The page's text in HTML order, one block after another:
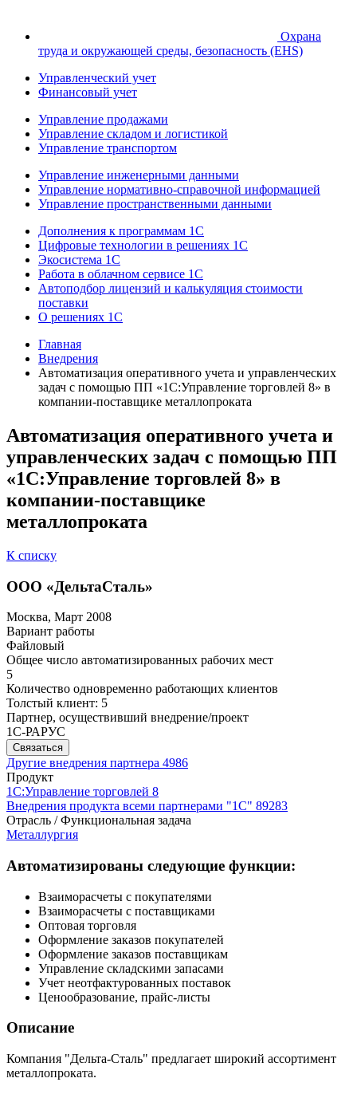
Охрана
труда и окружающей среды, безопасность (EHS)
Управленческий учет
Финансовый учет
Управление продажами
Управление складом и логистикой
Управление транспортом
Управление инженерными данными
Управление нормативно-справочной информацией
Управление пространственными данными
Дополнения к программам 1С
Цифровые технологии в решениях 1С
Экосистема 1С
Работа в облачном сервисе 1С
Автоподбор лицензий и калькуляция стоимости
поставки
О решениях 1С
Главная
Внедрения
Автоматизация оперативного учета и управленческих
задач с помощью ПП «1С:Управление торговлей 8» в
компании-поставщике металлопроката
Автоматизация оперативного учета и
управленческих задач с помощью ПП
«1С:Управление торговлей 8» в
компании-поставщике
металлопроката
К списку
ООО «ДельтаСталь»
Москва, Март 2008
Вариант работы
Файловый
Общее число автоматизированных рабочих мест
5
Количество одновременно работающих клиентов
Толстый клиент: 5
Партнер, осуществивший внедрение/проект
1С-РАРУС
Связаться
Другие внедрения партнера 4986
Продукт
1С:Управление торговлей 8
Внедрения продукта всеми партнерами "1С" 89283
Отрасль / Функциональная задача
Металлургия
Автоматизированы следующие функции:
Взаиморасчеты с покупателями
Взаиморасчеты с поставщиками
Оптовая торговля
Оформление заказов покупателей
Оформление заказов поставщикам
Управление складскими запасами
Учет неотфактурованных поставок
Ценообразование, прайс-листы
Описание
Компания "Дельта-Сталь" предлагает широкий ассортимент
металлопроката.